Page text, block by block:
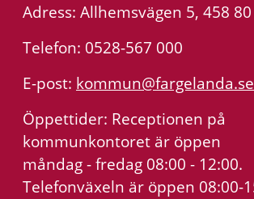
Adress: Allhemsvägen 5, 458
Telefon: 0528-567 000
E-post: kommun@fargelanda.se
Öppettider: Receptionen på
kommunkontoret är öppen
måndag - fredag 08:00 - 12:00.
Telefonväxeln är öppen 08:00-